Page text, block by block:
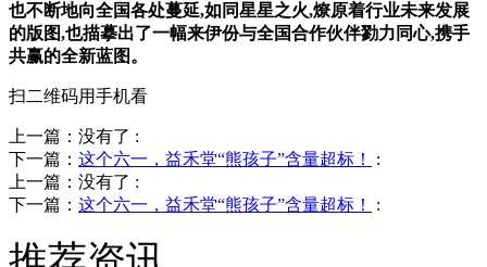
也不断地向全国各处蔓延,如同星星之火,燎原着行业未来发展
的版图,也描摹出了一幅来伊份与全国合作伙伴勠力同心,携手
共赢的全新蓝图。
扫二维码用手机看
上一篇：没有了 :
下一篇： 这个六一，益禾堂“熊孩子”含量超标！
:
上一篇：没有了 :
下一篇： 这个六一，益禾堂“熊孩子”含量超标！ :